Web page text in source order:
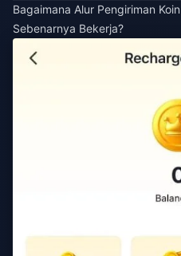
Bagaimana Alur Pengiriman
Sebenarnya Bekerja?